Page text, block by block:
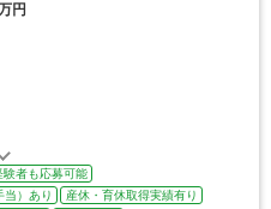
円
験者も応募可能
当）あり
産休・育休取得実績有り